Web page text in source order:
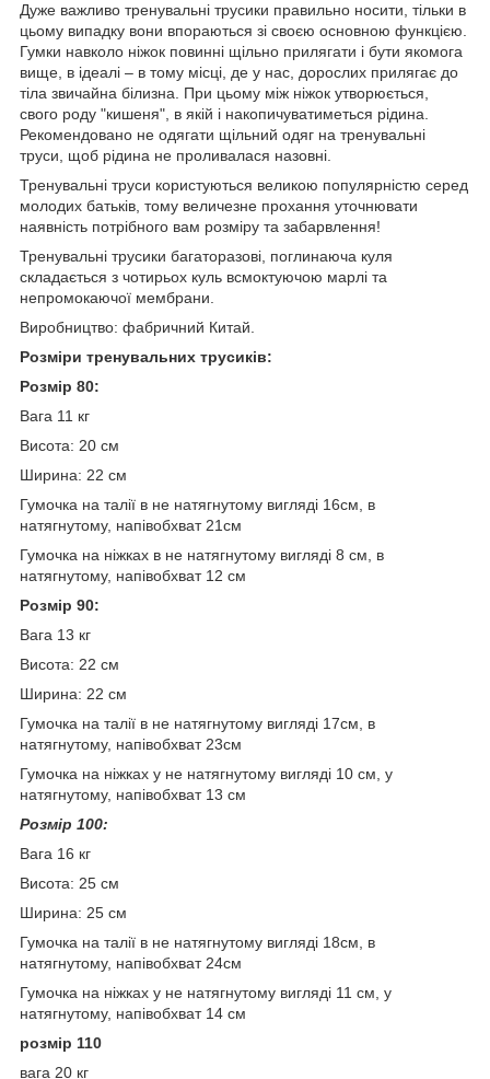
Дуже важливо тренувальні трусики правильно носити, тільки в
цьому випадку вони впораються зі своєю основною функцією.
Гумки навколо ніжок повинні щільно прилягати і бути якомога
вище, в ідеалі – в тому місці, де у нас, дорослих прилягає до
тіла звичайна білизна. При цьому між ніжок утворюється,
свого роду "кишеня", в якій і накопичуватиметься рідина.
Рекомендовано не одягати щільний одяг на тренувальні
труси, щоб рідина не проливалася назовні.
Тренувальні труси користуються великою популярністю серед
молодих батьків, тому величезне прохання уточнювати
наявність потрібного вам розміру та забарвлення!
Тренувальні трусики багаторазові, поглинаюча куля
складається з чотирьох куль всмоктуючою марлі та
непромокаючої мембрани.
Виробництво: фабричний Китай.
Розміри тренувальних трусиків:
Розмір 80:
Вага 11 кг
Висота: 20 см
Ширина: 22 см
Гумочка на талії в не натягнутому вигляді 16см, в
натягнутому, напівобхват 21см
Гумочка на ніжках в не натягнутому вигляді 8 см, в
натягнутому, напівобхват 12 см
Розмір 90:
Вага 13 кг
Висота: 22 см
Ширина: 22 см
Гумочка на талії в не натягнутому вигляді 17см, в
натягнутому, напівобхват 23см
Гумочка на ніжках у не натягнутому вигляді 10 см, у
натягнутому, напівобхват 13 см
Розмір 100:
Вага 16 кг
Висота: 25 см
Ширина: 25 см
Гумочка на талії в не натягнутому вигляді 18см, в
натягнутому, напівобхват 24см
Гумочка на ніжках у не натягнутому вигляді 11 см, у
натягнутому, напівобхват 14 см
розмір 110
вага 20 кг